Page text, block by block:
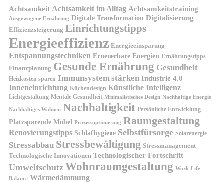
Achtsamkeit Achtsamkeit im Alltag Achtsamkeitstraining
Ausgewogene Ernährung Digitale Transformation Digitalisierung
Effizienzsteigerung Einrichtungstipps
Energieeffizienz Energieeinsparung
Entspannungstechniken Erneuerbare Energien Ernährungstipps
Finanzplanung Gesunde Ernährung Gesundheit
Heizkosten sparen Immunsystem stärken Industrie 4.0
Inneneinrichtung Küchendesign Künstliche Intelligenz
Lichtgestaltung Mentale Gesundheit Minimalistisches Design Nachhaltige Energie
Nachhaltiges Wohnen Nachhaltigkeit Persönliche Entwicklung
Platzsparende Möbel Prozessoptimierung Raumgestaltung
Renovierungstipps Schlafhygiene Selbstfürsorge Solarenergie
Stressabbau Stressbewältigung Stressmanagement
Technologische Innovationen Technologischer Fortschritt
Umweltschutz Wohnraumgestaltung Work-Life-
Balance Wärmedämmung